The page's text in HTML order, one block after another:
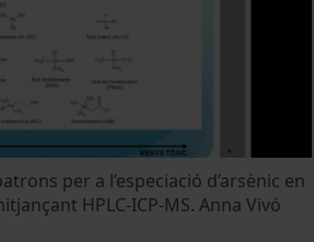
per a l’especiació d’arsènic en
HPLC-ICP-MS. Anna Vivó